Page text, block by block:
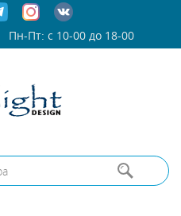
Пн-Пт: с 10-00 до 18-00